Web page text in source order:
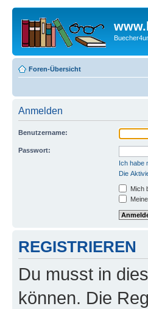
Foren-Übersicht
Anmelden
Benutzername:
Passwort:
Ich habe
Die
Mich
REGISTRIEREN
Du musst in
können. Die